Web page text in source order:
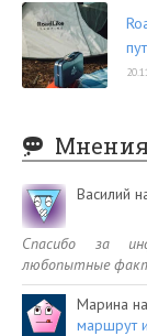
Мнения
Василий
Спасибо за
любопытные
Марина
маршрут